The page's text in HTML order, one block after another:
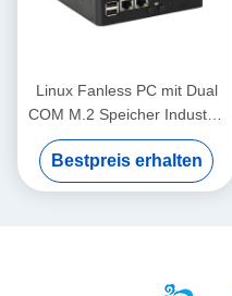
Linux Fanless PC mit Dual
COM M.2 Speicher Industrie
Intel J6412 Mini PC
Bestpreis erhalten